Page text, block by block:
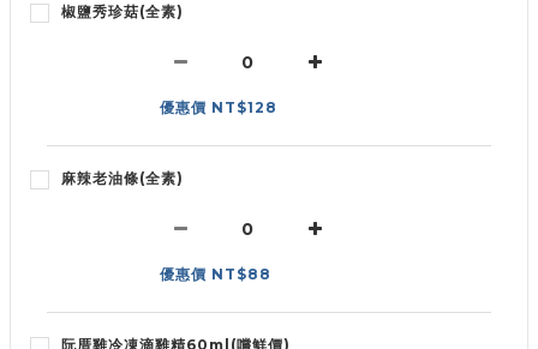
椒鹽秀珍菇(全素)
優惠價 NT$128
麻辣老油條(全素)
優惠價 NT$88
阮厝雞冷凍滴雞精60ml(嚐鮮價)